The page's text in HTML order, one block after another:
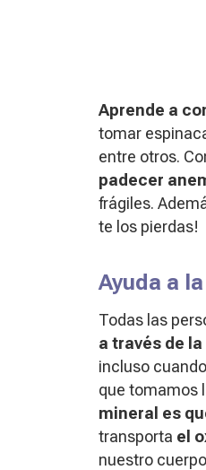
Aprende a
tomar
entre otros.
padecer
frágiles.
te los pierdas!
Ayuda a
Todas las
a través de
incluso
que tomamos
mineral es
transporta el
nuestro